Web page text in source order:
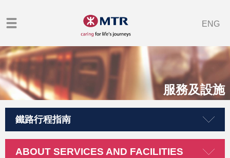
ENG
服務及設施
鐵路行程指南
ABOUT SERVICES AND FACILITIES